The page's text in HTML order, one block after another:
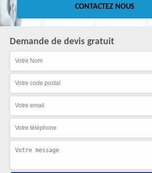
CONTACTEZ NOUS
Demande de devis gratuit